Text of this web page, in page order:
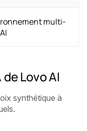
multi-
Lovo AI
synthétique à